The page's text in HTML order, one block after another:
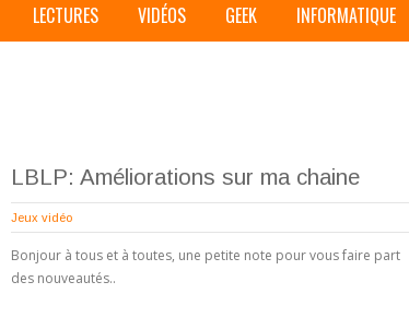
LECTURES VIDÉOS GEEK INFORMATIQUE
LBLP: Améliorations sur ma chaine
Jeux vidéo
Bonjour à tous et à toutes, une petite note pour vous faire part
des nouveautés..